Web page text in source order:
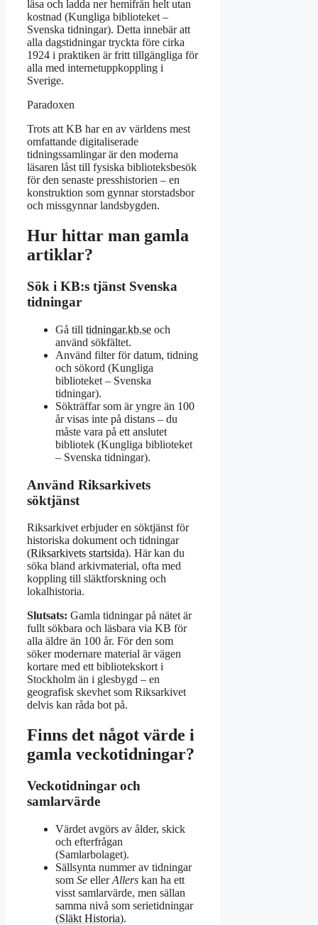
läsa och ladda ner hemifrån helt utan
kostnad (Kungliga biblioteket –
Svenska tidningar). Detta innebär att
alla dagstidningar tryckta före cirka
1924 i praktiken är fritt tillgängliga för
alla med internetuppkoppling i
Sverige.
Paradoxen
Trots att KB har en av världens mest
omfattande digitaliserade
tidningssamlingar är den moderna
läsaren låst till fysiska biblioteksbesök
för den senaste presshistorien – en
konstruktion som gynnar storstadsbor
och missgynnar landsbygden.
Hur hittar man gamla
artiklar?
Sök i KB:s tjänst Svenska
tidningar
Gå till tidningar.kb.se och
använd sökfältet.
Använd filter för datum, tidning
och sökord (Kungliga
biblioteket – Svenska
tidningar).
Sökträffar som är yngre än 100
år visas inte på distans – du
måste vara på ett anslutet
bibliotek (Kungliga biblioteket
– Svenska tidningar).
Använd Riksarkivets
söktjänst
Riksarkivet erbjuder en söktjänst för
historiska dokument och tidningar
(Riksarkivets startsida). Här kan du
söka bland arkivmaterial, ofta med
koppling till släktforskning och
lokalhistoria.
Slutsats: Gamla tidningar på nätet är
fullt sökbara och läsbara via KB för
alla äldre än 100 år. För den som
söker modernare material är vägen
kortare med ett bibliotekskort i
Stockholm än i glesbygd – en
geografisk skevhet som Riksarkivet
delvis kan råda bot på.
Finns det något värde i
gamla veckotidningar?
Veckotidningar och
samlarvärde
Värdet avgörs av ålder, skick
och efterfrågan
(Samlarbolaget).
Sällsynta nummer av tidningar
som Se ellerAllers kan ha ett
visst samlarvärde, men sällan
samma nivå som serietidningar
(Släkt Historia).